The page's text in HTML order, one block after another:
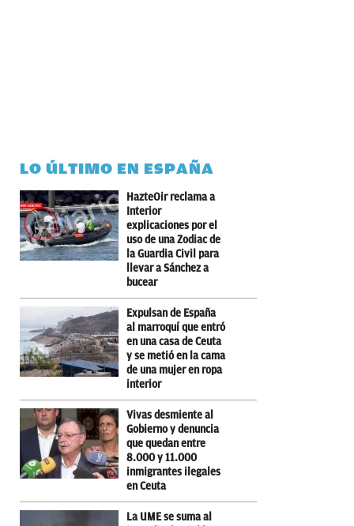
LO ÚLTIMO EN ESPAÑA
HazteOir reclama a
Interior
explicaciones por el
uso de una Zodiac de
la Guardia Civil para
llevar a Sánchez a
bucear
Expulsan de España
al marroquí que entró
en una casa de Ceuta
y se metió en la cama
de una mujer en ropa
interior
Vivas desmiente al
Gobierno y denuncia
que quedan entre
8.000 y 11.000
inmigrantes ilegales
en Ceuta
La UME se suma al